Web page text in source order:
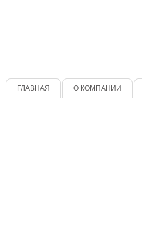
ГЛАВНАЯ О КОМПАНИИ